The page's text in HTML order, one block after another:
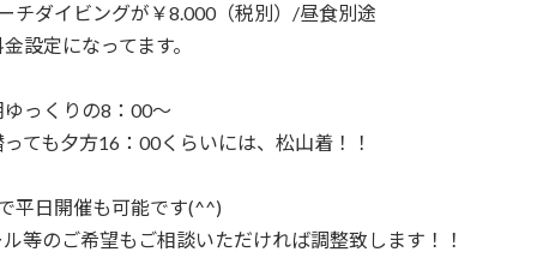
チダイビングが￥8.000（税別）/昼食別途
設定になってます。
っくりの8：00～
ても夕方16：00くらいには、松山着！！
平日開催も可能です(^^)
等のご希望もご相談いただければ調整致します！！